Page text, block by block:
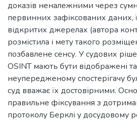
доказів неналежними через
первинних зафіксованих даних,
відкритих джерелах (автора
розмістила і мету такого
позбавлене сенсу. У судових
OSINT мають бути відображені
неупередженому спостерігачу
суд вважає їх достовірними.
правильне фіксування з
протоколу Берклі у досудовому